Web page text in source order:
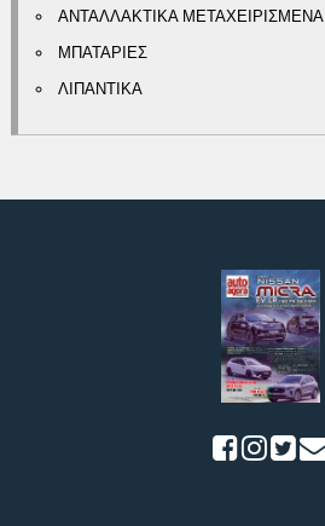
ΑΝΤΑΛΛΑΚΤΙΚΑ ΜΕΤΑΧΕΙΡΙΣΜΕΝΑ
ΜΠΑΤΑΡΙΕΣ
ΛΙΠΑΝΤΙΚΑ